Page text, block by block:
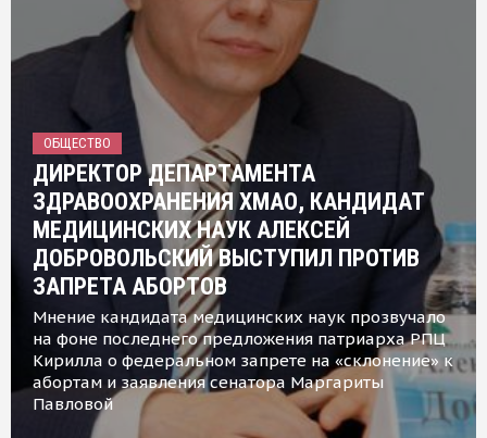
ОБЩЕСТВО
ДИРЕКТОР ДЕПАРТАМЕНТА
ЗДРАВООХРАНЕНИЯ ХМАО, КАНДИДАТ
МЕДИЦИНСКИХ НАУК АЛЕКСЕЙ
ДОБРОВОЛЬСКИЙ ВЫСТУПИЛ ПРОТИВ
ЗАПРЕТА АБОРТОВ
Мнение кандидата медицинских наук прозвучало
на фоне последнего предложения патриарха РПЦ
Кирилла о федеральном запрете на «склонение» к
абортам и заявления сенатора Маргариты
Павловой